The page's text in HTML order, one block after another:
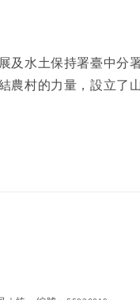
及水土保持署臺中分
農村的力量，設立了